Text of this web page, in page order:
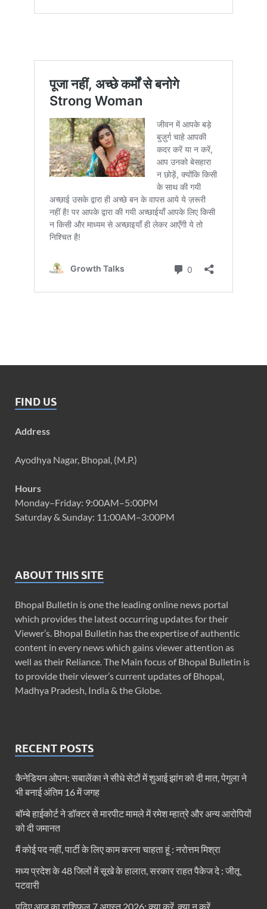
FIND US
Address
Ayodhya Nagar, Bhopal, (M.P.)
Hours
Monday–Friday: 9:00AM–5:00PM
Saturday & Sunday: 11:00AM–3:00PM
ABOUT THIS SITE
Bhopal Bulletin is one the leading online news portal
which provides the latest occurring updates for their
Viewer’s. Bhopal Bulletin has the expertise of authentic
content in every news which gains viewer attention as
well as their Reliance. The Main focus of Bhopal Bulletin is
to provide their viewer’s current updates of Bhopal,
Madhya Pradesh, India & the Globe.
RECENT POSTS
कैनेडियन ओपन: सबालेंका ने सीधे सेटों में शुआई झांग को दी मात, पेगुला ने
भी बनाई अंतिम 16 में जगह
बॉम्बे हाईकोर्ट ने डॉक्टर से मारपीट मामले में रमेश म्हात्रे और अन्य आरोपियों
को दी जमानत
मैं कोई पद नहीं, पार्टी के लिए काम करना चाहता हूं : नरोत्तम मिश्रा
मध्य प्रदेश के 48 जिलों में सूखे के हालात, सरकार राहत पैकेज दे : जीतू
पटवारी
पढ़िए आज का राशिफल 7 अगस्त 2026: क्या करें, क्या न करें…